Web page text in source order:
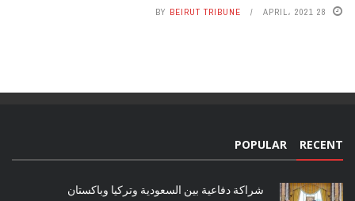
28 APRIL، 2021 BY BEIRUT TRIBUNE
RECENT
POPULAR
شراكة دفاعية بين السعودية وتركيا وباكستان